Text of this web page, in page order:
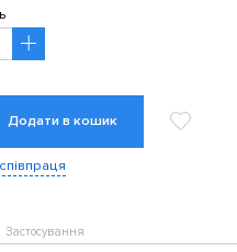
Додати в кошик
Застосування